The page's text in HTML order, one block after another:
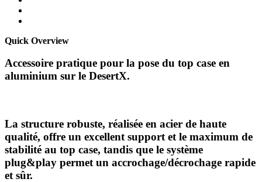
Quick Overview
Accessoire pratique pour la pose du top case en
aluminium sur le DesertX.
La structure robuste, réalisée en acier de haute
qualité, offre un excellent support et le maximum de
stabilité au top case, tandis que le système
plug&play permet un accrochage/décrochage rapide
et sûr.